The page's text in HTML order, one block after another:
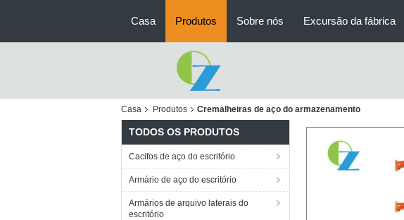
Casa Produtos Sobre nós Excursão da fábrica
Casa Produtos Cremalheiras de aço do armazenamento
TODOS OS PRODUTOS
Cacifos de aço do escritório
Armário de aço do escritório
Armários de arquivo laterais do
escritório